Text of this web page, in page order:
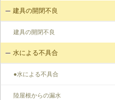
建具の開閉不良
建具の開閉不良
水による不具合
●水による不具合
陸屋根からの漏水